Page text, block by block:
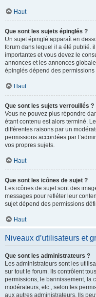
Haut
Que sont les sujets épinglés ?
Un sujet épinglé apparaît en
forum dans lequel il a été publié.
importantes et vous devez le
annonces et les annonces
épinglés dépend des permissions
Haut
Que sont les sujets verrouillés ?
Vous ne pouvez plus répondre
étant contenu est alors terminé.
différentes raisons par un
permissions accordées par
vos propres sujets.
Haut
Que sont les icônes de sujet ?
Les icônes de sujet sont des
messages pour refléter leur
sujet dépend des permissions
Haut
Niveaux d’utilisateurs et
Que sont les administrateurs ?
Les administrateurs sont les
sur tout le forum. Ils contrôlent
permissions, le bannissement, la
modérateurs, etc., selon les
aux autres administrateurs. Ils